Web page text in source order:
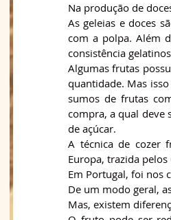
Na produção de
As geleias e doces
com a polpa. Além
consistência
Algumas frutas
quantidade. Mas
sumos de frutas
compra, a qual deve
de açúcar.
A técnica de cozer
Europa, trazida pelos
Em Portugal, foi nos
De um modo geral,
Mas, existem